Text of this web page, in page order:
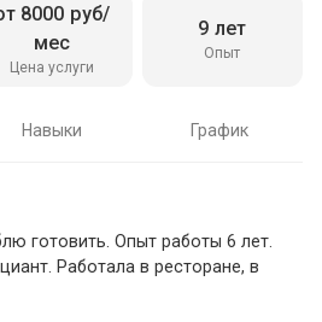
Цена услуги
8000 руб/
мес
Опыт
9 лет
Навыки График
готовить. Опыт работы 6 лет.
Работала в ресторане, в